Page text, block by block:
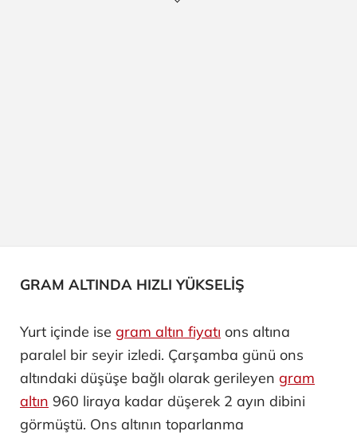
GRAM ALTINDA HIZLI YÜKSELİŞ
Yurt içinde ise gram altın fiyatı ons altına
paralel bir seyir izledi. Çarşamba günü ons
altındaki düşüşe bağlı olarak gerileyen gram
altın 960 liraya kadar düşerek 2 ayın dibini
görmüştü. Ons altının toparlanma